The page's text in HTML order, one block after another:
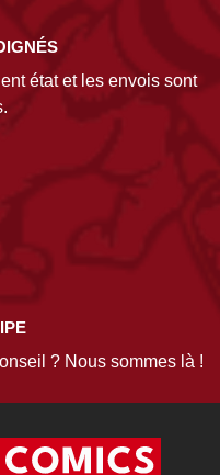
état et les envois sont
? Nous sommes là !